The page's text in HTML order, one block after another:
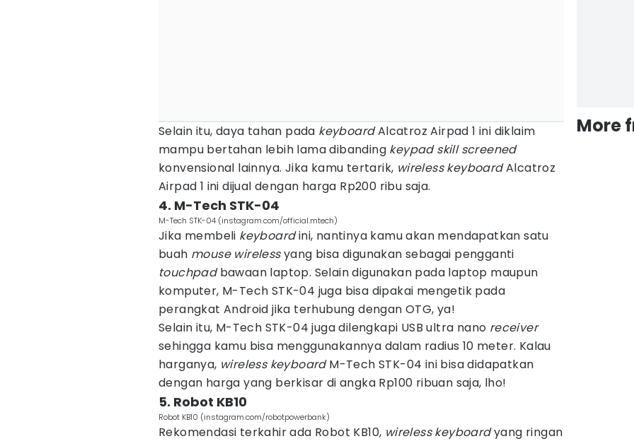
Selain itu, daya tahan pada keyboardAlcatroz Airpad 1 ini diklaim
mampu bertahan lebih lama dibanding keypad skill screened
konvensional lainnya. Jika kamu tertarik, wireless keyboardAlcatroz
Airpad 1 ini dijual dengan harga Rp200 ribu saja.
4. M-Tech STK-04
M-Tech STK-04 (instagram.com/official.mtech)
Jika membeli keyboardini, nantinya kamu akan mendapatkan satu
buah mouse wirelessyang bisa digunakan sebagai pengganti
touchpadbawaan laptop. Selain digunakan pada laptop maupun
komputer, M-Tech STK-04 juga bisa dipakai mengetik pada
perangkat Android jika terhubung dengan OTG, ya!
Selain itu, M-Tech STK-04 juga dilengkapi USB ultra nano receiver
sehingga kamu bisa menggunakannya dalam radius 10 meter. Kalau
harganya, wireless keyboardM-Tech STK-04 ini bisa didapatkan
dengan harga yang berkisar di angka Rp100 ribuan saja, lho!
5. Robot KB10
Robot KB10 (instagram.com/robotpowerbank)
Rekomendasi terkahir ada Robot KB10, wireless keyboardyang ringan
More